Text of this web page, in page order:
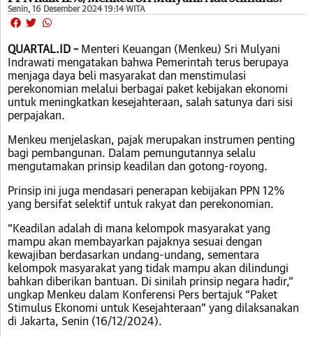
Senin, 16 Desember 2024 19:14 WITA
QUARTAL.ID – Menteri Keuangan (Menkeu) Sri Mulyani
Indrawati mengatakan bahwa Pemerintah terus berupaya
menjaga daya beli masyarakat dan menstimulasi
perekonomian melalui berbagai paket kebijakan ekonomi
untuk meningkatkan kesejahteraan, salah satunya dari sisi
perpajakan.
Menkeu menjelaskan, pajak merupakan instrumen penting
bagi pembangunan. Dalam pemungutannya selalu
mengutamakan prinsip keadilan dan gotong-royong.
Prinsip ini juga mendasari penerapan kebijakan PPN 12%
yang bersifat selektif untuk rakyat dan perekonomian.
“Keadilan adalah di mana kelompok masyarakat yang
mampu akan membayarkan pajaknya sesuai dengan
kewajiban berdasarkan undang-undang, sementara
kelompok masyarakat yang tidak mampu akan dilindungi
bahkan diberikan bantuan. Di sinilah prinsip negara hadir,”
ungkap Menkeu dalam Konferensi Pers bertajuk “Paket
Stimulus Ekonomi untuk Kesejahteraan” yang dilaksanakan
di Jakarta, Senin (16/12/2024).